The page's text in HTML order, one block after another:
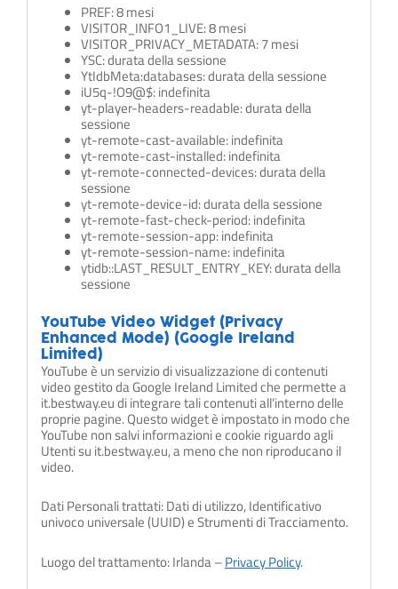
PREF: 8 mesi
VISITOR_INFO1_LIVE: 8 mesi
VISITOR_PRIVACY_METADATA: 7 mesi
YSC: durata della sessione
YtIdbMeta:databases: durata della sessione
iU5q-!O9@$: indefinita
yt-player-headers-readable: durata della
sessione
yt-remote-cast-available: indefinita
yt-remote-cast-installed: indefinita
yt-remote-connected-devices: durata della
sessione
yt-remote-device-id: durata della sessione
yt-remote-fast-check-period: indefinita
yt-remote-session-app: indefinita
yt-remote-session-name: indefinita
ytidb::LAST_RESULT_ENTRY_KEY: durata della
sessione
YouTube Video Widget (Privacy
Enhanced Mode) (Google Ireland
Limited)
YouTube è un servizio di visualizzazione di contenuti
video gestito da Google Ireland Limited che permette a
it.bestway.eu di integrare tali contenuti all’interno delle
proprie pagine. Questo widget è impostato in modo che
YouTube non salvi informazioni e cookie riguardo agli
Utenti su it.bestway.eu, a meno che non riproducano il
video.
Dati Personali trattati: Dati di utilizzo, Identificativo
univoco universale (UUID) e Strumenti di Tracciamento.
Luogo del trattamento: Irlanda –Privacy Policy.